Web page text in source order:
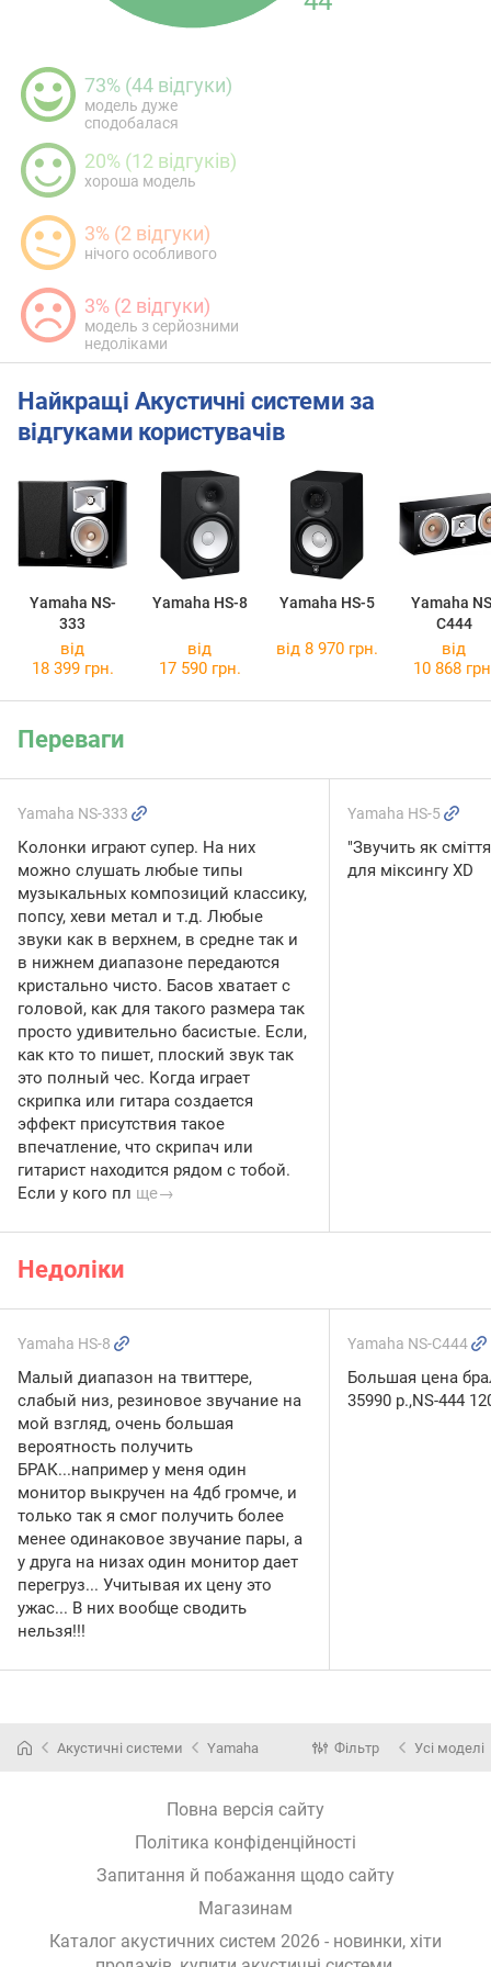
73% (44 відгуки)
модель дуже
сподобалася
20% (12 відгуків)
хороша модель
3% (2 відгуки)
нічого особливого
3% (2 відгуки)
модель з серйозними
недоліками
Найкращі Акустичні системи за
відгуками користувачів
Yamaha NS-
333
Yamaha HS-8 Yamaha HS-5
Yamaha
C444
від
18 399 грн.
від
17 590 грн.
від 8 970 грн.
від
10 868
Переваги
Yamaha NS-333
Колонки играют супер. На них
можно слушать любые типы
музыкальных композиций классику,
попсу, хеви метал и т.д. Любые
звуки как в верхнем, в средне так и
в нижнем диапазоне передаются
кристально чисто. Басов хватает с
головой, как для такого размера так
просто удивительно басистые. Если,
как кто то пишет, плоский звук так
это полный чес. Когда играет
скрипка или гитара создается
эффект присутствия такое
впечатление, что скрипач или
гитарист находится рядом с тобой.
Если у кого пл ще→
Yamaha HS-5
"Звучить як
для міксингу XD
Недоліки
Yamaha HS-8
Малый диапазон на твиттере,
слабый низ, резиновое звучание на
мой взгляд, очень большая
вероятность получить
БРАК...например у меня один
монитор выкручен на 4дб громче, и
только так я смог получить более
менее одинаковое звучание пары, а
у друга на низах один монитор дает
перегруз... Учитывая их цену это
ужас... В них вообще сводить
нельзя!!!
Yamaha NS-C444
Большая цена
35990 р.,NS-444
Акустичні системи Yamaha Фільтр Усі моделі
Повна версія сайту
Політика конфіденційності
Запитання й побажання щодо сайту
Магазинам
Каталог акустичних систем 2026 - новинки, хіти